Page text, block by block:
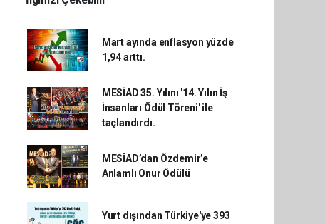
Mart ayında enflasyon yüzde
1,94 arttı.
MESİAD 35. Yılını '14. Yılın İş
İnsanları Ödül Töreni' ile
taçlandırdı.
MESİAD’dan Özdemir’e
Anlamlı Onur Ödülü
Yurt dışından Türkiye'ye 393